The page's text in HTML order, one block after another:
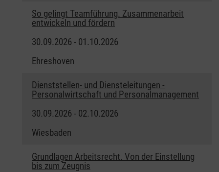
So gelingt Teamführung. Zusammenarbeit
entwickeln und fördern
30.09.2026 - 01.10.2026
Ehreshoven
Dienststellen- und Diensteleitungen -
Personalwirtschaft und Personalmanagement
30.09.2026 - 02.10.2026
Wiesbaden
Grundlagen Arbeitsrecht. Von der Einstellung
bis zum Zeugnis